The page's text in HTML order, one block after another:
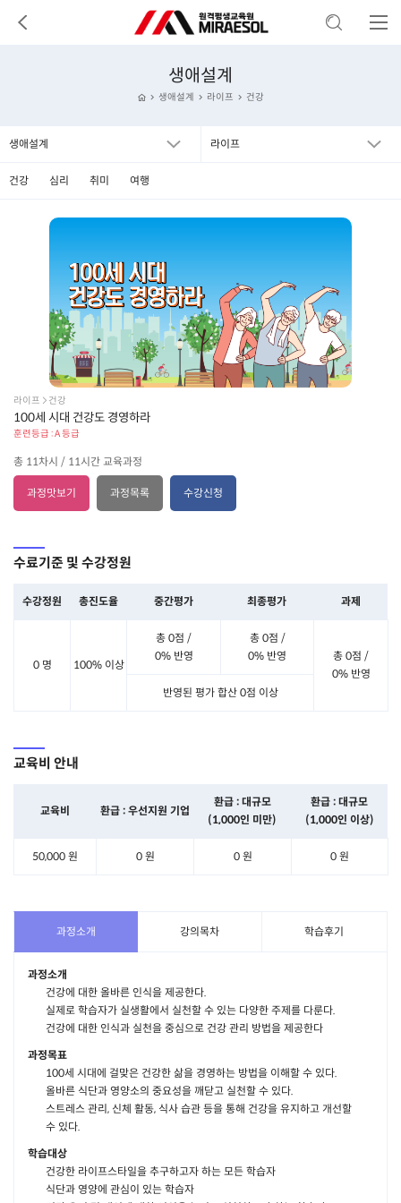
생애설계
생애설계 라이프 건강
생애설계 라이프
건강 심리 취미 여행
라이프  건강
100세 시대 건강도 경영하라
훈련등급 : A 등급
총 11차시 / 11시간 교육과정
과정맛보기 과정목록 수강신청
수료기준 및 수강정원
수강정원 총진도율 중간평가 최종평가 과제
0 명 100% 이상
총 0점 /
0% 반영
총 0점 /
0% 반영
총 0점 /
0% 반영
반영된 평가 합산 0점 이상
교육비 안내
교육비 환급 : 우선지원 기업
환급 : 대규모
(1,000인 미만)
환급 : 대규모
(1,000인 이상)
50,000 원 0 원 0 원 0 원
과정소개 강의목차 학습후기
과정소개
건강에 대한 올바른 인식을 제공한다.
실제로 학습자가 실생활에서 실천할 수 있는 다양한 주제를 다룬다.
건강에 대한 인식과 실천을 중심으로 건강 관리 방법을 제공한다
과정목표
100세 시대에 걸맞은 건강한 삶을 경영하는 방법을 이해할 수 있다.
올바른 식단과 영양소의 중요성을 깨닫고 실천할 수 있다.
스트레스 관리, 신체 활동, 식사 습관 등을 통해 건강을 유지하고 개선할
수 있다.
학습대상
건강한 라이프스타일을 추구하고자 하는 모든 학습자
식단과 영양에 관심이 있는 학습자